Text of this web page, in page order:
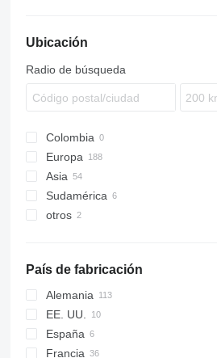
Proace
Vellfire
Wish
Touran
Ubicación
Radio de búsqueda
Colombia
Europa
Países Bajos
España
Bélgica
Suecia
mostrar todos
Asia
Japón
Emiratos Árabes Unidos
Sudamérica
otros
País de fabricación
Alemania
EE. UU.
España
Francia